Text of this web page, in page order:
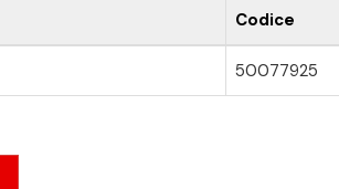
Codice
50077925